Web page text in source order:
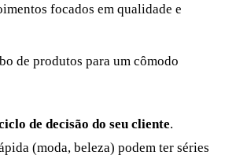
focados em qualidade e
de produtos para um cômodo
de decisão do seu cliente.
(moda, beleza) podem ter séries